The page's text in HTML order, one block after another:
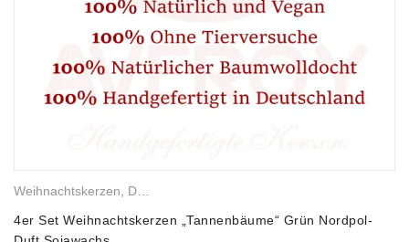
Weihnachtskerzen, Duftkerzen
4er Set Weihnachtskerzen „Tannenbäume“ Grün Nordpol-